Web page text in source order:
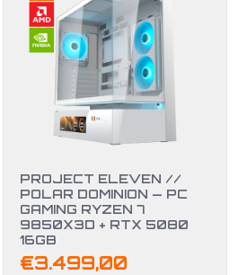
PROJECT ELEVEN //
POLAR DOMINION — PC
GAMING RYZEN 7
9850X3D + RTX 5080
16GB
€3.499,00